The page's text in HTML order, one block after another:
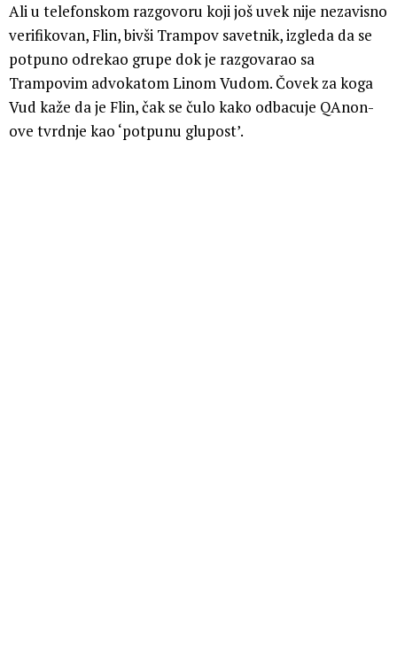
Ali u telefonskom razgovoru koji još uvek nije nezavisno
verifikovan, Flin, bivši Trampov savetnik, izgleda da se
potpuno odrekao grupe dok je razgovarao sa
Trampovim advokatom Linom Vudom. Čovek za koga
Vud kaže da je Flin, čak se čulo kako odbacuje QAnon-
ove tvrdnje kao ‘potpunu glupost’.